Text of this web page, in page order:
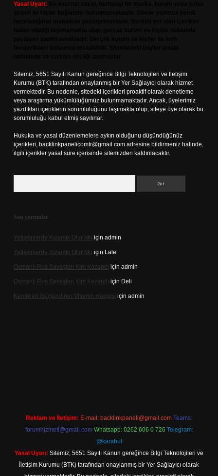
Yasal Uyarı:
Sitemiz, 5651 Sayılı Kanun gereğince Bilgi Teknolojileri ve İletişim
Kurumu (BTK) tarafından onaylanmış bir Yer Sağlayıcı olarak hizmet
vermektedir. Bu nedenle, sitedeki içerikleri proaktif olarak denetleme
veya araştırma yükümlülüğümüz bulunmamaktadır. Ancak, üyelerimiz
yazdıkları içeriklerin sorumluluğunu taşımakta olup, siteye üye olarak bu
sorumluluğu kabul etmiş sayılırlar.
Hukuka ve yasal düzenlemelere aykırı olduğunu düşündüğünüz
içerikleri, backlinkpanelicomtr@gmail.com adresine bildirmeniz halinde,
ilgili içerikler yasal süre içerisinde sitemizden kaldırılacaktır.
Son yorumlar
Yetişkinlerde Kızamık Olur Mu için admin
Yetişkinlerde Kızamık Olur Mu için Lale
Osmanlı Rus Savaşları Kim Kazandı için admin
Osmanlı Rus Savaşları Kim Kazandı için Deli
Kemikleri Güçlendiren Vitamin Hangisi için admin
Reklam ve İletişim: E-mail: backlinkpaneli@gmail.com Teams:
forumhizmeti@gmail.com Whatsapp: 0262 606 0 726 Telegram:
@karabul
Yasal Uyarı: Sitemiz, 5651 Sayılı Kanun gereğince Bilgi Teknolojileri ve
İletişim Kurumu (BTK) tarafından onaylanmış bir Yer Sağlayıcı olarak